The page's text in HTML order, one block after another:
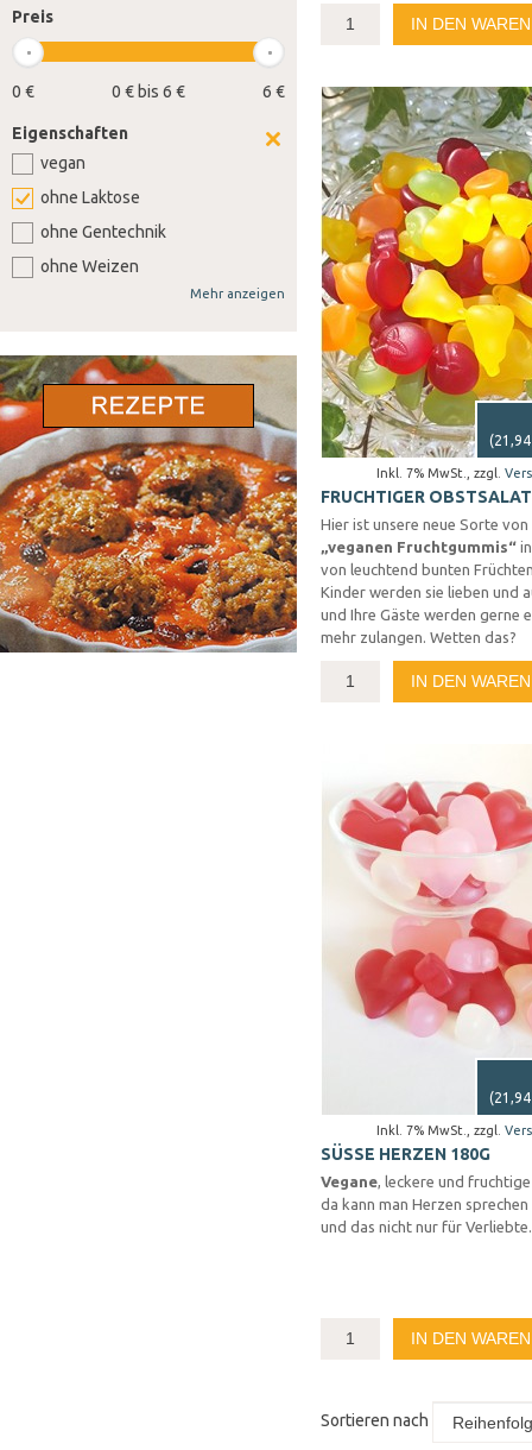
IN DEN
Inkl. 7% MwSt. zzgl.
(
FRUCHTIGER
Hier ist unsere neue Sorte von
„veganen Fruchtgummis“
von leuchtend bunten
Kinder werden sie lieben und
und Ihre Gäste werden gerne
mehr zulangen. Wetten das?
IN DEN
Inkl. 7% MwSt. zzgl.
(
SÜSSE HERZEN 180G
Vegane, leckere und
da kann man Herzen sprechen
und das nicht nur für Verliebte.
IN DEN
Sortieren nach
Preis
0 € 6 €
0 € bis 6 €
Eigenschaften
vegan
ohne Laktose
ohne Gentechnik
ohne Weizen
ohne Sellerie
ohne Lupine
ohne Gluten
ohne Nüsse
Mehr anzeigen